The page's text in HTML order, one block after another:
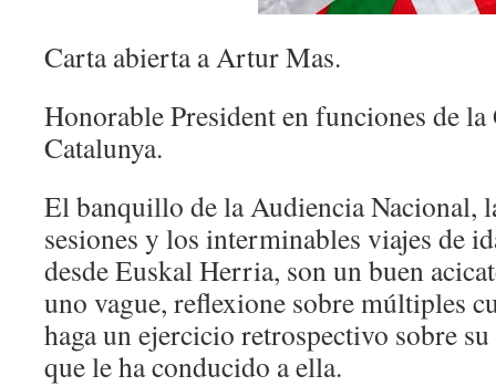
Carta abierta a Artur Mas.
Honorable President en funciones de la
Catalunya.
El banquillo de la Audiencia Nacional,
sesiones y los interminables viajes de
desde Euskal Herria, son un buen
uno vague, reflexione sobre múltiples
haga un ejercicio retrospectivo sobre
que le ha conducido a ella.